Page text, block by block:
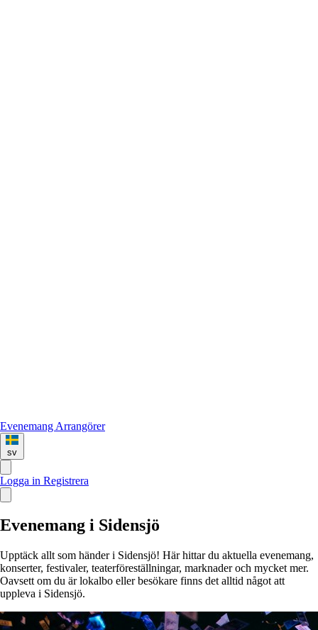
Evenemang Arrangörer
sv
Logga in Registrera
Evenemang i Sidensjö
Upptäck allt som händer i Sidensjö! Här hittar du aktuella evenemang,
konserter, festivaler, teaterföreställningar, marknader och mycket mer.
Oavsett om du är lokalbo eller besökare finns det alltid något att
uppleva i Sidensjö.